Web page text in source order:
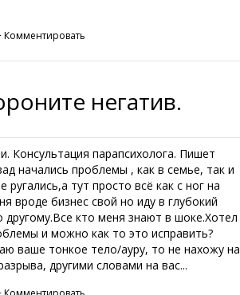
Комментировать
негатив.
Консультация парапсихолога. Пишет
начались проблемы , как в семье, так и
тут просто всё как с ног на
вроде бизнес свой но иду в глубокий
кто меня знают в шоке.Хотел
и можно как то это исправить?
ваше тонкое тело/ауру, то не нахожу на
другими словами на вас...